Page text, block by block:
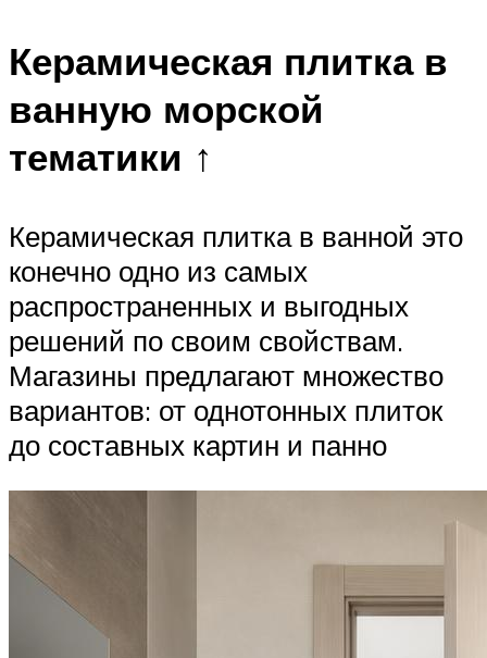
Керамическая плитка в
ванную морской
тематики ↑
Керамическая плитка в ванной это
конечно одно из самых
распространенных и выгодных
решений по своим свойствам.
Магазины предлагают множество
вариантов: от однотонных плиток
до составных картин и панно